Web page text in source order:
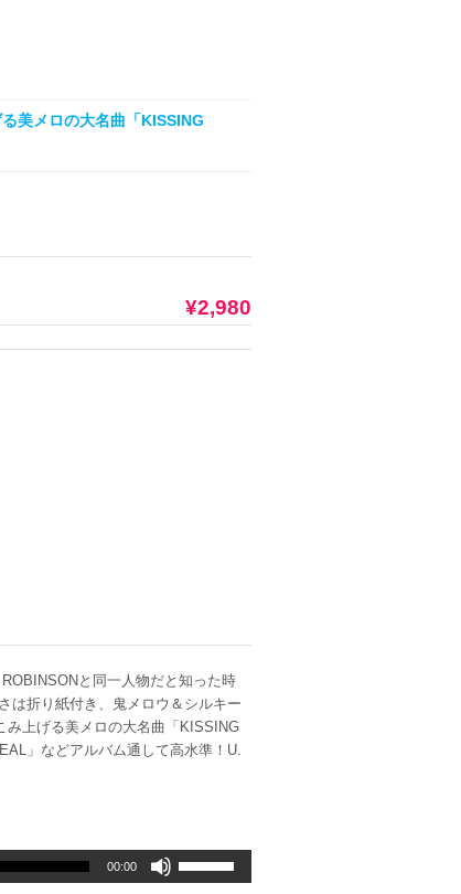
美メロの大名曲「KISSING
¥2,980
と同一人物だと知った時
は折り紙付き、鬼メロウ＆シルキー
み上げる美メロの大名曲「KISSING
」などアルバム通して高水準！U.
00:00
ボ
リ